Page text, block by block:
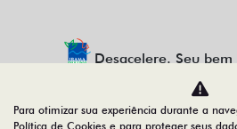
Desacelere. Seu
Para otimizar sua experiência durante a
Política de Cookies e para proteger seus